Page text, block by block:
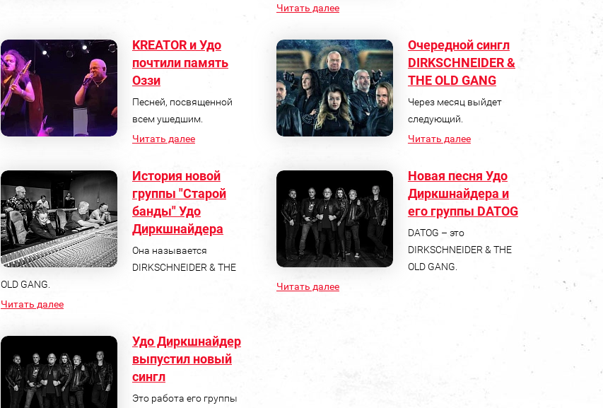
Читать далее
KREATOR и Удо
почтили память
Оззи
Песней, посвященной
всем ушедшим.
Читать далее
Очередной сингл
DIRKSCHNEIDER &
THE OLD GANG
Через месяц выйдет
следующий.
Читать далее
История новой
группы "Старой
банды" Удо
Диркшнайдера
Она называется
DIRKSCHNEIDER & THE
OLD GANG.
Читать далее
Новая песня Удо
Диркшнайдера и
его группы DATOG
DATOG – это
DIRKSCHNEIDER & THE
OLD GANG.
Читать далее
Удо Диркшнайдер
выпустил новый
сингл
Это работа его группы